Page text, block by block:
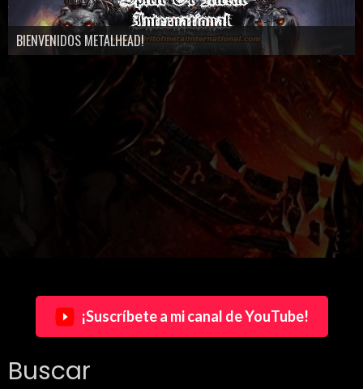
BIENVENIDOS METALHEAD!
¡Suscríbete a mi canal de YouTube!
Buscar